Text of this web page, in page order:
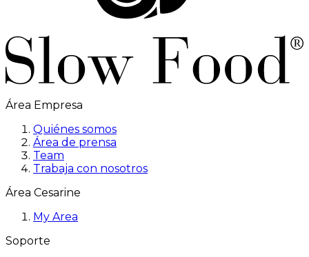
Área Empresa
Quiénes somos
Área de prensa
Team
Trabaja con nosotros
Área Cesarine
My Area
Soporte